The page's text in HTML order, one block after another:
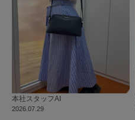
2026.07.29
本社スタッフAI